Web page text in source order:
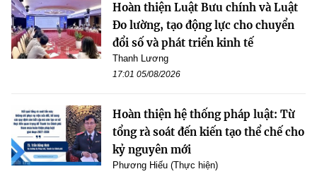
Hoàn thiện Luật Bưu chính và Luật
Đo lường, tạo động lực cho chuyển
đổi số và phát triển kinh tế
Thanh Lương
17:01 05/08/2026
Hoàn thiện hệ thống pháp luật: Từ
tổng rà soát đến kiến tạo thể chế cho
kỷ nguyên mới
Phương Hiếu (Thực hiện)